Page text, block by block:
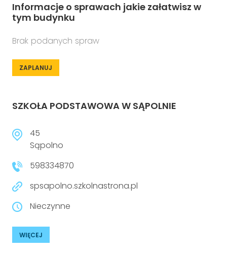
Informacje o sprawach jakie załatwisz w
tym budynku
Brak podanych spraw
ZAPLANUJ
SZKOŁA PODSTAWOWA W SĄPOLNIE
45
Sąpolno
598334870
spsapolno.szkolnastrona.pl
Nieczynne
WIĘCEJ